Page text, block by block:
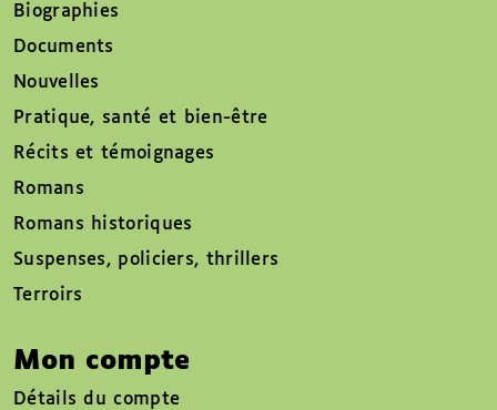
Biographies
Documents
Nouvelles
Pratique, santé et bien-être
Récits et témoignages
Romans
Romans historiques
Suspenses, policiers, thrillers
Terroirs
Mon compte
Détails du compte